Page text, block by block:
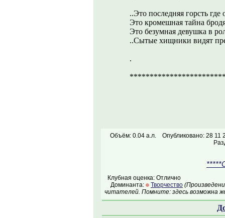
..Это последняя горсть где
Это кромешная тайна
Это безумная девушка в
..Сытые хищники видят
.
Объём: 0.04 а.л.
Опубликовано: 28 11
Клубная оценка: Отлично
Доминанта:
Творчество
читателей. Помните: здесь возможна